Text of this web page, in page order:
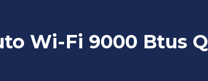
Wi-Fi 9000 Btus